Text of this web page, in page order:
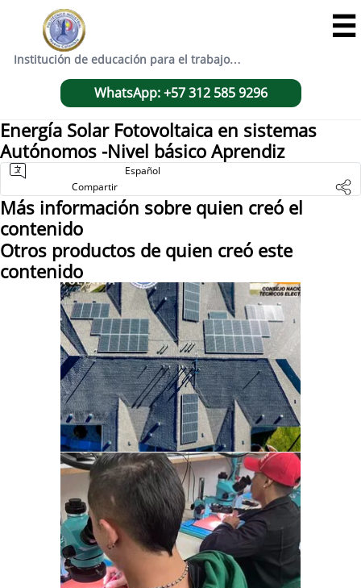

WhatsApp: +57 312 585 9296
Institución de educación para el trabajo…
Energía Solar Fotovoltaica en sistemas
Autónomos -Nivel básico Aprendiz
Español
Compartir
Más información sobre quien creó el
contenido
Otros productos de quien creó este
contenido